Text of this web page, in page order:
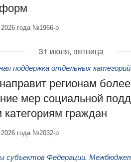
года №1966-р
31 июля, пятница
поддержка отдельных
регионам
мер социальной
граждан
года №2032-р
субъектов Федерации.